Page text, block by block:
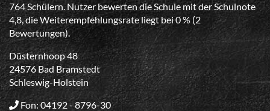
764 Schülern. Nutzer bewerten die Schule mit der Schulnote
4,8, die Weiterempfehlungsrate liegt bei 0 % (2
Bewertungen).
Düsternhoop 48
24576 Bad Bramstedt
Schleswig-Holstein
Fon: 04192 - 8796-30